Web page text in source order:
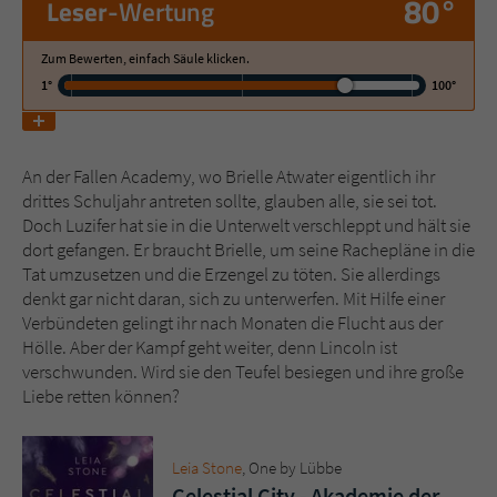
Leser-Wertung 80°
Zum Bewerten, einfach Säule klicken.
1°
100°
An der Fallen Academy, wo Brielle Atwater eigentlich ihr
drittes Schuljahr antreten sollte, glauben alle, sie sei tot.
Doch Luzifer hat sie in die Unterwelt verschleppt und hält sie
dort gefangen. Er braucht Brielle, um seine Rachepläne in die
Tat umzusetzen und die Erzengel zu töten. Sie allerdings
denkt gar nicht daran, sich zu unterwerfen. Mit Hilfe einer
Verbündeten gelingt ihr nach Monaten die Flucht aus der
Hölle. Aber der Kampf geht weiter, denn Lincoln ist
verschwunden. Wird sie den Teufel besiegen und ihre große
Liebe retten können?
Leia Stone , One by Lübbe
Name tx_pwcomments_ahash
Zweck Cookie für Kommentare einzelner Buchtitel
Name fe_typo_user
Anbieter Literatur-Couch Medien GmbH & Co. KG
Laufzeit Session
Zweck
Benutzer. Es wird benötigt um z. B. den